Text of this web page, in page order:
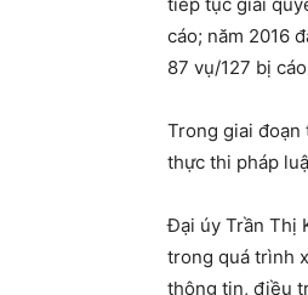
cáo; năm 2016
87 vụ/127 bị
Trong giai đoạn
thực thi pháp
Đại úy Trần Thị
trong quá trình
thông tin, điều